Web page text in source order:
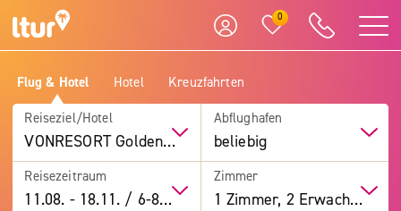
0
Flug & Hotel Hotel Kreuzfahrten
Reiseziel/Hotel
VONRESORT Golden Beach
Abflughafen
beliebig
Reisezeitraum
11.08. -18.11. / 6-8 Tage
Zimmer
1 Zimmer, 2 Erwachsene